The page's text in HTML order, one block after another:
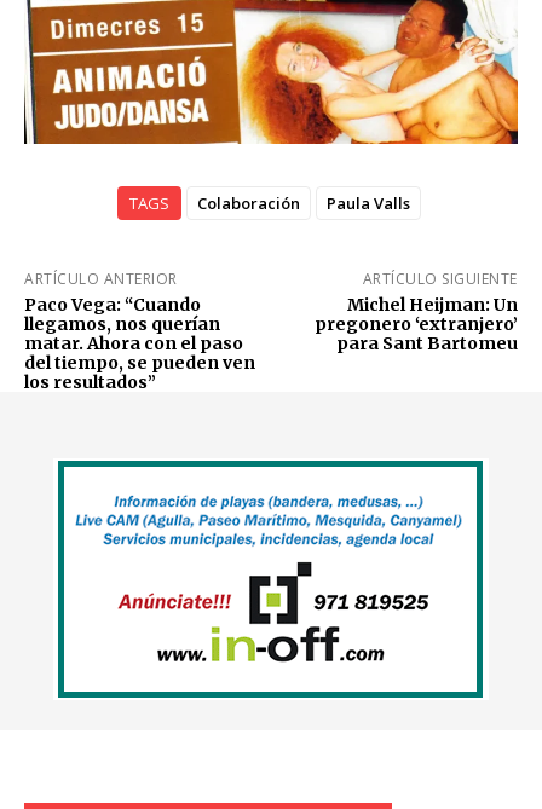
TAGS Colaboración Paula Valls
ARTÍCULO ANTERIOR
Paco Vega: “Cuando
llegamos, nos querían
matar. Ahora con el paso
del tiempo, se pueden ven
los resultados”
ARTÍCULO SIGUIENTE
Michel Heijman: Un
pregonero ‘extranjero’
para Sant Bartomeu